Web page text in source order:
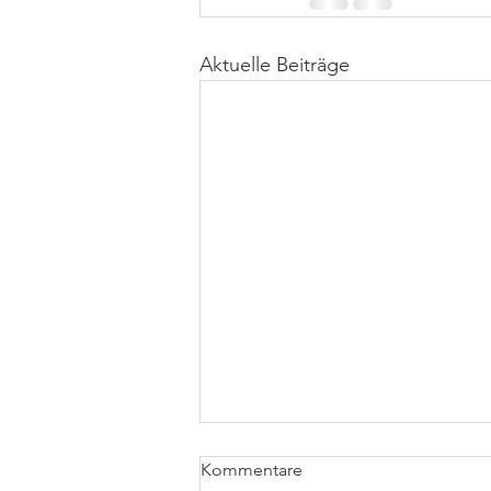
Aktuelle Beiträge
Kommentare